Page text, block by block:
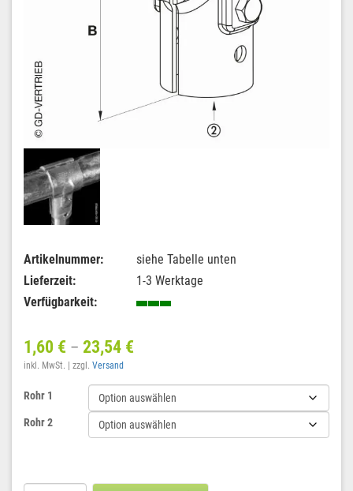
Artikelnummer:
siehe Tabelle unten
Lieferzeit:
1-3 Werktage
Verfügbarkeit:
1,60 € – 23,54 €
inkl. MwSt. zzgl. Versand
Rohr 1
Rohr 2